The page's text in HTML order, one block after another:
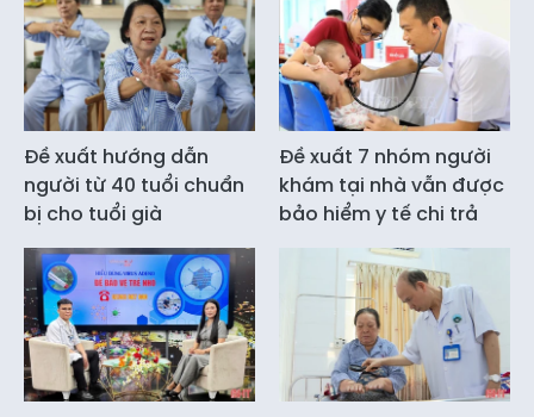
Đề xuất hướng dẫn
người từ 40 tuổi chuẩn
bị cho tuổi già
Đề xuất 7 nhóm người
khám tại nhà vẫn được
bảo hiểm y tế chi trả